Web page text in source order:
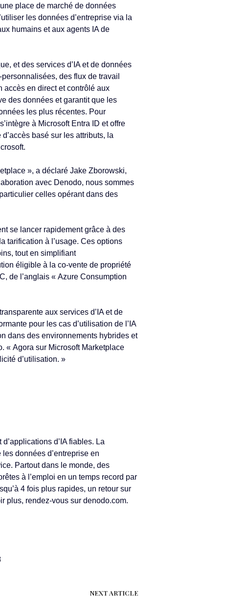
place de marché de données
les données d’entreprise via la
humains et aux agents IA de
et des services d’IA et de données
des flux de travail
accès en direct et contrôlé aux
des données et garantit que les
les plus récentes. Pour
à Microsoft Entra ID et offre
basé sur les attributs, la
», a déclaré Jake Zborowski,
avec Denodo, nous sommes
celles opérant dans des
se lancer rapidement grâce à des
tarification à l’usage. Ces options
tout en simplifiant
éligible à la co-vente de propriété
de l’anglais « Azure Consumption
aux services d’IA et de
pour les cas d’utilisation de l’IA
dans des environnements hybrides et
« Agora sur Microsoft Marketplace
d’utilisation. »
d’IA fiables. La
données d’entreprise en
Partout dans le monde, des
à l’emploi en un temps record par
4 fois plus rapides, un retour sur
plus, rendez-vous sur denodo.com.
NEXT ARTICLE